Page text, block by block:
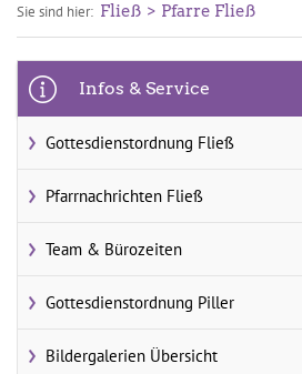
Sie sind hier: Fließ Pfarre Fließ
Infos & Service
Gottesdienstordnung Fließ
Pfarrnachrichten Fließ
Team & Bürozeiten
Gottesdienstordnung Piller
Bildergalerien Übersicht